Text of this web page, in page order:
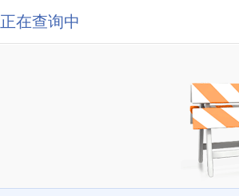
正在查询中